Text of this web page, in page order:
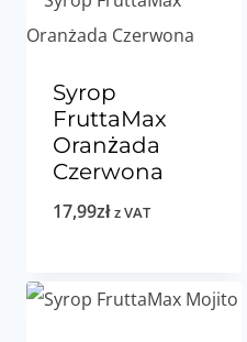
Syrop
FruttaMax
Oranżada
Czerwona
17,99zł z VAT